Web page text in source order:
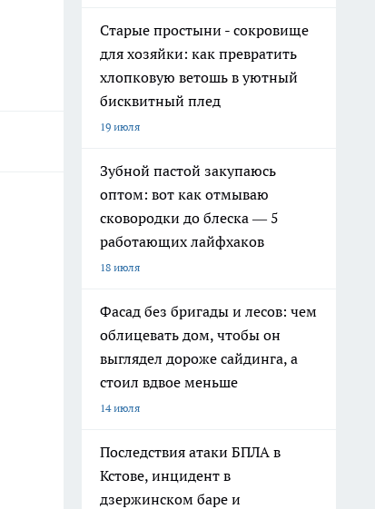
Старые простыни - сокровище
для хозяйки: как превратить
хлопковую ветошь в уютный
бисквитный плед
19 июля
Зубной пастой закупаюсь
оптом: вот как отмываю
сковородки до блеска — 5
работающих лайфхаков
18 июля
Фасад без бригады и лесов: чем
облицевать дом, чтобы он
выглядел дороже сайдинга, а
стоил вдвое меньше
14 июля
Последствия атаки БПЛА в
Кстове, инцидент в
дзержинском баре и